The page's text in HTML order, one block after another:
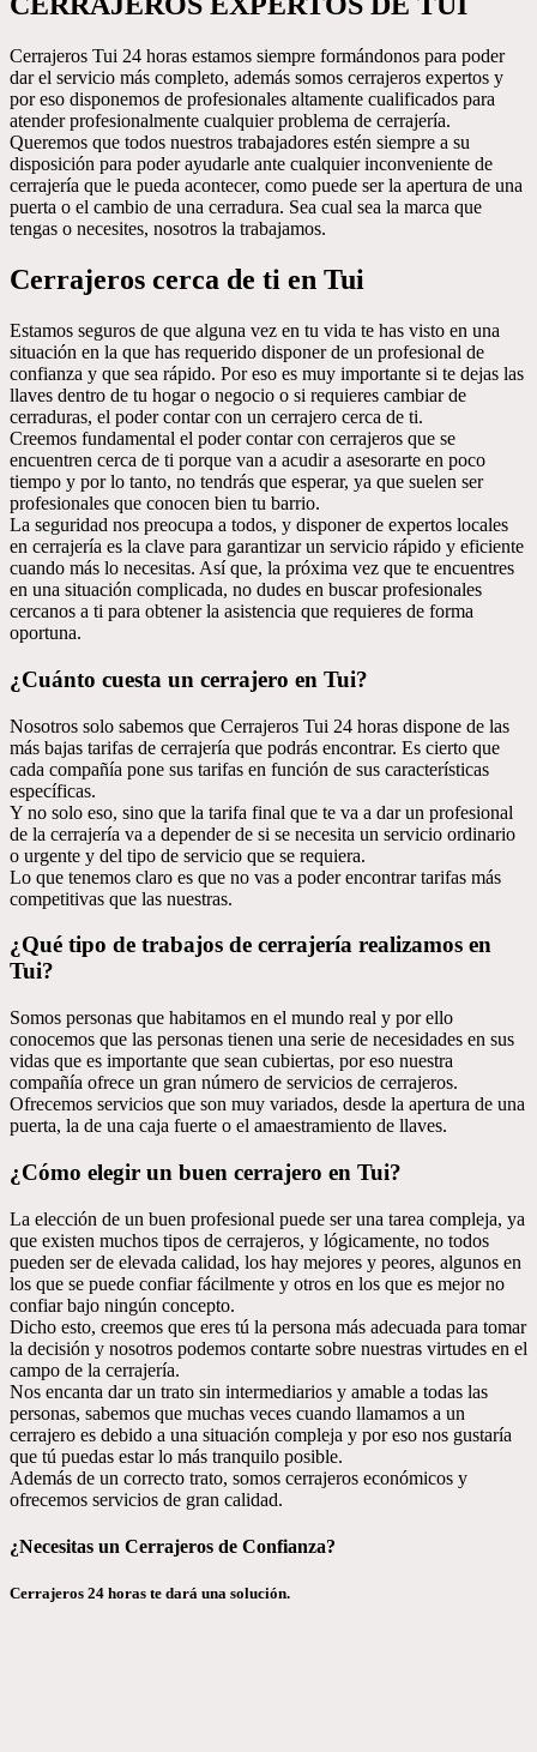
Cerrajeros Tui 24 horas estamos siempre formándonos para poder
dar el servicio más completo, además somos cerrajeros expertos y
por eso disponemos de profesionales altamente cualificados para
atender profesionalmente cualquier problema de cerrajería.
Queremos que todos nuestros trabajadores estén siempre a su
disposición para poder ayudarle ante cualquier inconveniente de
cerrajería que le pueda acontecer, como puede ser la apertura de una
puerta o el cambio de una cerradura. Sea cual sea la marca que
tengas o necesites, nosotros la trabajamos.
Cerrajeros cerca de ti en Tui
Estamos seguros de que alguna vez en tu vida te has visto en una
situación en la que has requerido disponer de un profesional de
confianza y que sea rápido. Por eso es muy importante si te dejas las
llaves dentro de tu hogar o negocio o si requieres cambiar de
cerraduras, el poder contar con un cerrajero cerca de ti.
Creemos fundamental el poder contar con cerrajeros que se
encuentren cerca de ti porque van a acudir a asesorarte en poco
tiempo y por lo tanto, no tendrás que esperar, ya que suelen ser
profesionales que conocen bien tu barrio.
La seguridad nos preocupa a todos, y disponer de expertos locales
en cerrajería es la clave para garantizar un servicio rápido y eficiente
cuando más lo necesitas. Así que, la próxima vez que te encuentres
en una situación complicada, no dudes en buscar profesionales
cercanos a ti para obtener la asistencia que requieres de forma
oportuna.
¿Cuánto cuesta un cerrajero en Tui?
Nosotros solo sabemos que Cerrajeros Tui 24 horas dispone de las
más bajas tarifas de cerrajería que podrás encontrar. Es cierto que
cada compañía pone sus tarifas en función de sus características
específicas.
Y no solo eso, sino que la tarifa final que te va a dar un profesional
de la cerrajería va a depender de si se necesita un servicio ordinario
o urgente y del tipo de servicio que se requiera.
Lo que tenemos claro es que no vas a poder encontrar tarifas más
competitivas que las nuestras.
¿Qué tipo de trabajos de cerrajería realizamos en
Tui?
Somos personas que habitamos en el mundo real y por ello
conocemos que las personas tienen una serie de necesidades en sus
vidas que es importante que sean cubiertas, por eso nuestra
compañía ofrece un gran número de servicios de cerrajeros.
Ofrecemos servicios que son muy variados, desde la apertura de una
puerta, la de una caja fuerte o el amaestramiento de llaves.
¿Cómo elegir un buen cerrajero en Tui?
La elección de un buen profesional puede ser una tarea compleja, ya
que existen muchos tipos de cerrajeros, y lógicamente, no todos
pueden ser de elevada calidad, los hay mejores y peores, algunos en
los que se puede confiar fácilmente y otros en los que es mejor no
confiar bajo ningún concepto.
Dicho esto, creemos que eres tú la persona más adecuada para tomar
la decisión y nosotros podemos contarte sobre nuestras virtudes en el
campo de la cerrajería.
Nos encanta dar un trato sin intermediarios y amable a todas las
personas, sabemos que muchas veces cuando llamamos a un
cerrajero es debido a una situación compleja y por eso nos gustaría
que tú puedas estar lo más tranquilo posible.
Además de un correcto trato, somos cerrajeros económicos y
ofrecemos servicios de gran calidad.
¿Necesitas un Cerrajeros de Confianza?
Cerrajeros 24 horas te dará una solución.